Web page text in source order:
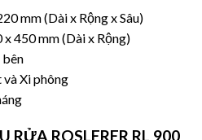
mm (Dài x Rộng x Sâu)
450 mm (Dài x Rộng)
Xi phông
RỬA ROSLERER RL 900